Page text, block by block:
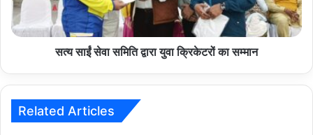
क्रिकेटरों
का
सम्मान
सत्य साईं सेवा समिति द्वारा युवा क्रिकेटरों का सम्मान
Related Articles